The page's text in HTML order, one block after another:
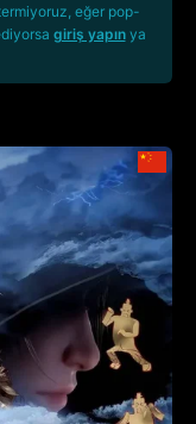
eğer pop-
giriş yapınya